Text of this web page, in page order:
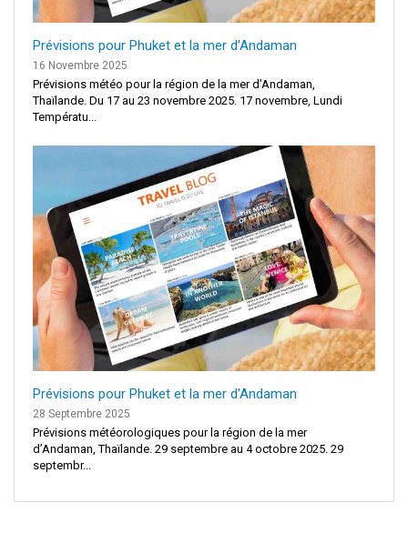
Prévisions pour Phuket et la mer d'Andaman
16 Novembre 2025
Prévisions météo pour la région de la mer d’Andaman,
Thaïlande. Du 17 au 23 novembre 2025. 17 novembre, Lundi
Températu...
Prévisions pour Phuket et la mer d'Andaman
28 Septembre 2025
Prévisions météorologiques pour la région de la mer
d’Andaman, Thaïlande. 29 septembre au 4 octobre 2025. 29
septembr...